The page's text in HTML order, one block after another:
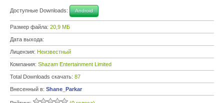
Доступные Downloads: Android
Размер файла: 20,9 МБ
Дата выхода:
Лицензия: Неизвестный
Компания: Shazam Entertainment Limited
Total Downloads скачать: 87
Внесенный в: Shane_Parkar